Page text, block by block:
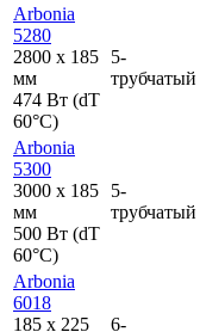
Arbonia
5280
2800 x 185
мм
474 Вт (dT
60°C)
5-
трубчатый
Arbonia
5300
3000 x 185
мм
500 Вт (dT
60°C)
5-
трубчатый
Arbonia
6018
185 x 225 6-